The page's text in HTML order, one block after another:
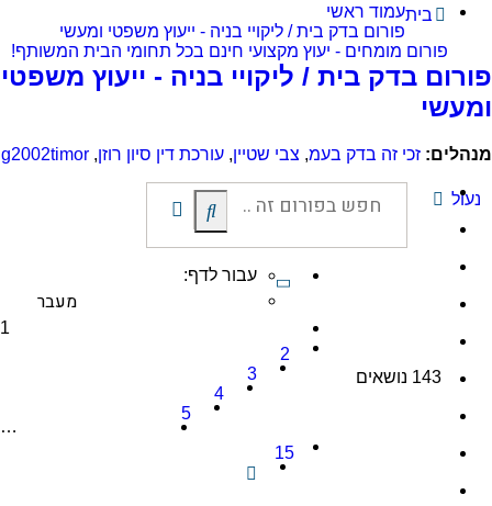
ביתעמוד ראשי
פורום מומחים - יעוץ מקצועי חינם בכל תחומי הבית המשותף!
פורום בדק בית / ליקויי בניה - ייעוץ משפטי ומעשי
פורום בדק בית / ליקויי בניה - ייעוץ משפטי
ומעשי
מנהלים: זכי זה בדק בעמ, צבי שטיין, עורכת דין סיון רוזן,
g2002timor
נעול
חיפושחיפוש
מתקדם
143 נושאים
דף
מתוך
15
עבור לדף:
1
2
3
4
5
…
15
הבא